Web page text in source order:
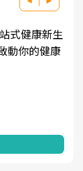
式健康新生
動你的健康